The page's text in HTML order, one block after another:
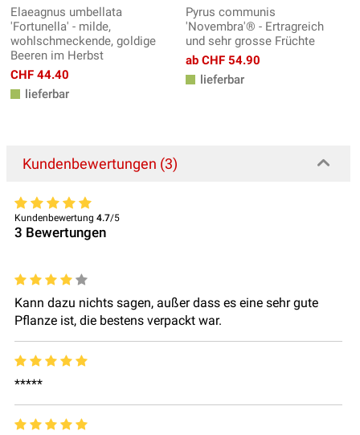
Elaeagnus umbellata
'Fortunella' - milde,
wohlschmeckende, goldige
Beeren im Herbst
CHF 44.40
lieferbar
Pyrus communis
'Novembra'® - Ertragreich
und sehr grosse Früchte
ab CHF 54.90
lieferbar
Kundenbewertungen (3)
Kundenbewertung 4.7/5
3 Bewertungen
Kann dazu nichts sagen, außer dass es eine sehr gute
Pflanze ist, die bestens verpackt war.
*****